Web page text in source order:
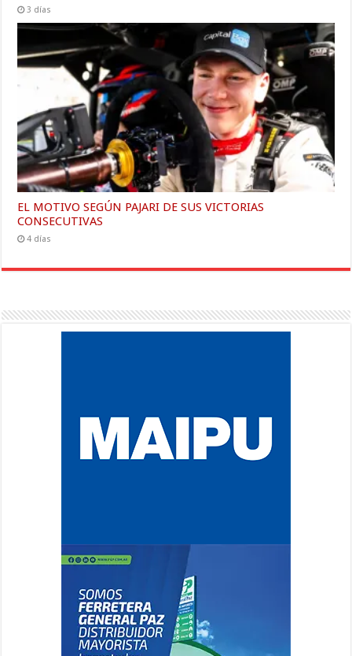
3 días
EL MOTIVO SEGÚN PAJARI DE SUS VICTORIAS
CONSECUTIVAS
4 días